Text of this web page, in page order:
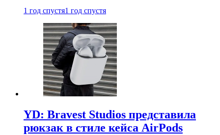
1 год спустя1 год спустя
YD: Bravest Studios представила
рюкзак в стиле кейса AirPods